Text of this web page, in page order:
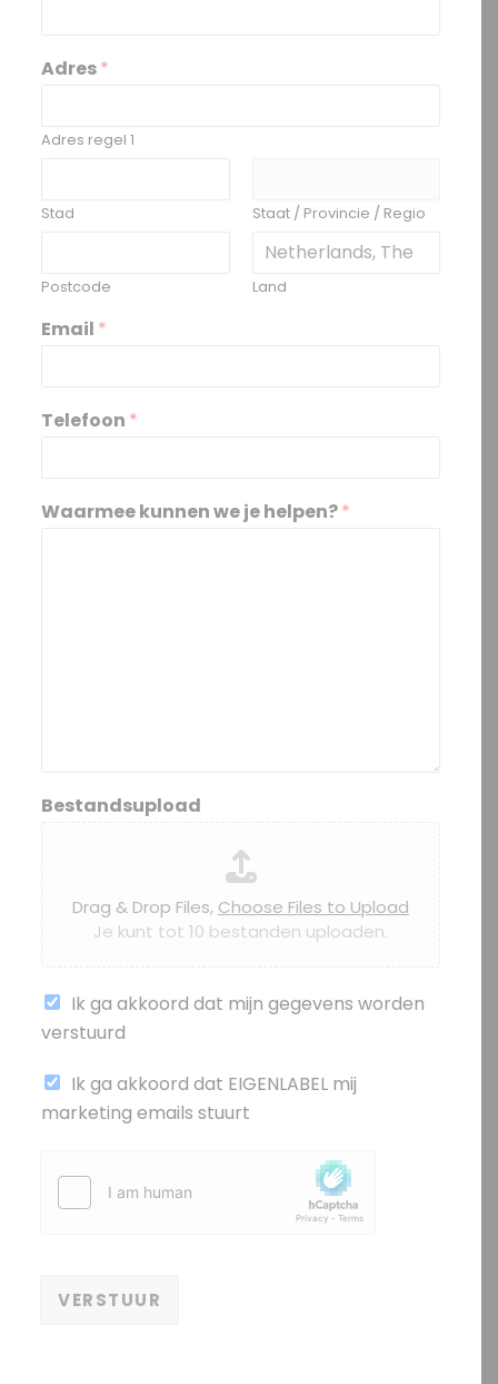
a
m
Adres*
Adres regel 1
Stad Staat / Provincie / Regio
Postcode Land
Email *
Telefoon *
Waarmee kunnen we je helpen?*
Bestandsupload
Drag & Drop Files, Choose Files to Upload
Je kunt tot 10 bestanden uploaden.
Ik ga akkoord dat mijn gegevens worden
verstuurd
(
o
Ik ga akkoord dat EIGENLABEL mij
marketing emails stuurt
VERSTUUR